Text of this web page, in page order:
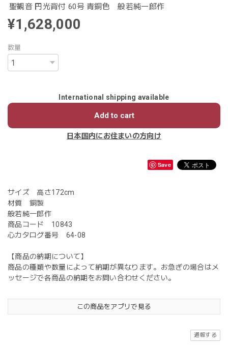
聖観音 円光背付 60号 青銅色 般若純一郎作
¥1,628,000
数量
International shipping available
Add to cart
日本国内にお住まいの方向け
Save
サイズ 高さ172cm
材質 銅製
般若純一郎作
商品コード 10843
心カタログ番号 64-08
【商品の納期について】
商品の種類や数量によって納期が異なります。お急ぎの場合はメ
ッセージで各商品の納期をお問い合わせください。
この商品をアプリで見る
通報する